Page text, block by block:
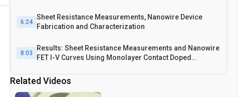
6:24
Sheet Resistance Measurements, Nanowire Device
Fabrication and Characterization
8:03
Results: Sheet Resistance Measurements and Nanowire
FET I-V Curves Using Monolayer Contact Doped
9:08 Conclusion
Related Videos